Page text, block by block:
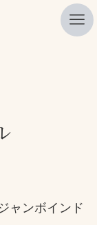
ャンボインド